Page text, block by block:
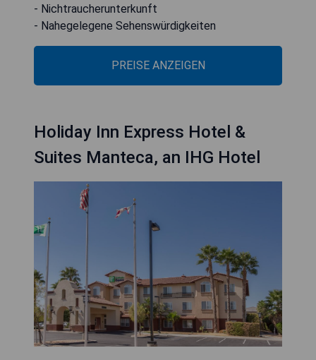
- Nichtraucherunterkunft
- Nahegelegene Sehenswürdigkeiten
PREISE ANZEIGEN
Holiday Inn Express Hotel &
Suites Manteca, an IHG Hotel